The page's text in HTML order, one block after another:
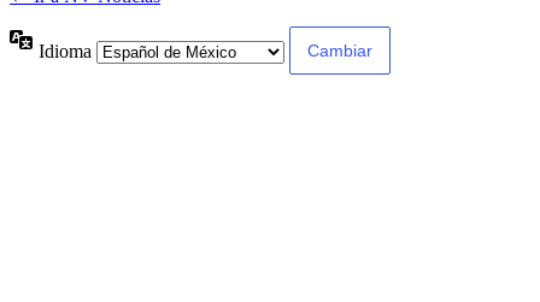
Idioma